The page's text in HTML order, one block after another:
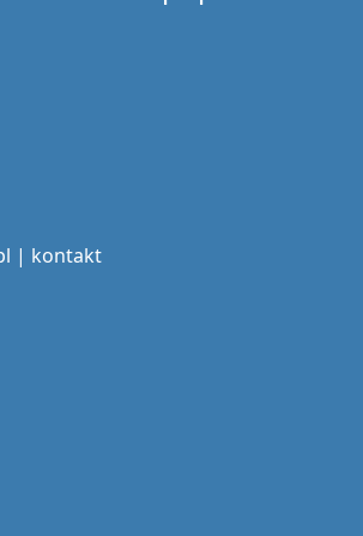
| kontakt